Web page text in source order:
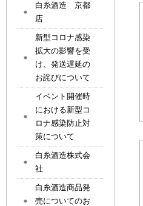
白糸酒造 京都
店
新型コロナ感染
拡大の影響を受
け、発送遅延の
お詫びについて
イベント開催時
における新型コ
ロナ感染防止対
策について
白糸酒造株式会
社
白糸酒造商品発
売についてのお